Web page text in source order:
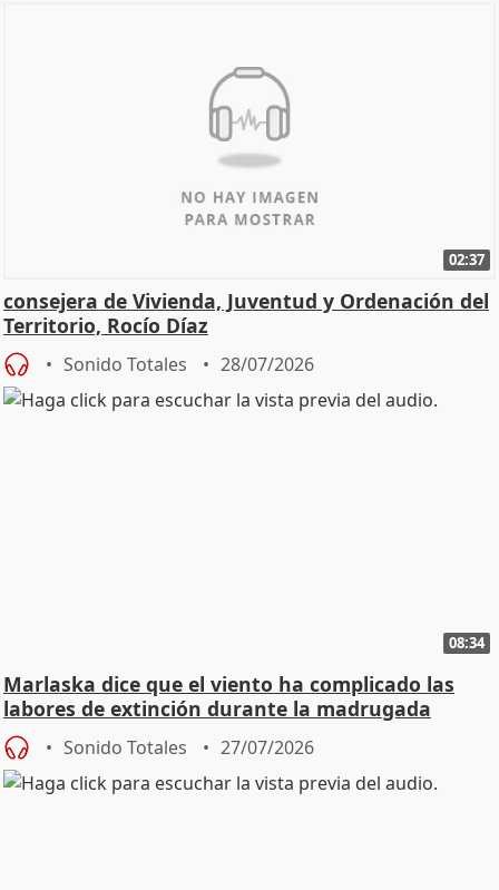
02:37
consejera de Vivienda, Juventud y Ordenación del
Territorio, Rocío Díaz
Sonido Totales 28/07/2026
08:34
Marlaska dice que el viento ha complicado las
labores de extinción durante la madrugada
Sonido Totales 27/07/2026